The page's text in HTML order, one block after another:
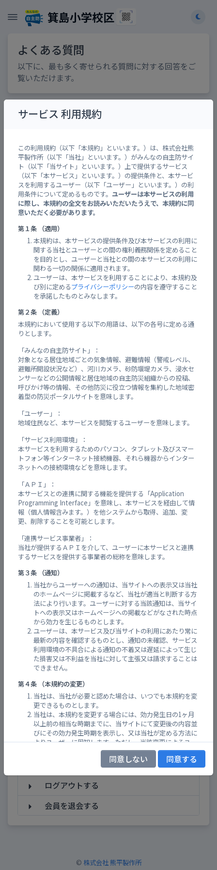
箕島小学校区
サービス 利用規約
この利用規約（以下「本規約」といいます。）は、株式会社熊
平製作所（以下「当社」といいます。）がみんなの自主防サイ
ト（以下「当サイト」といいます。）上で提供するサービス
（以下「本サービス」といいます。）の提供条件と、本サービ
スを利用するユーザー（以下「ユーザー」といいます。）の利
用条件について定めるものです。 ユーザーは本サービスの利用
に際し、本規約の全文をお読みいただいたうえで、本規約に同
意いただく必要があります。
第１条 （適用）
本規約は、本サービスの提供条件及び本サービスの利用に
関する当社とユーザーとの間の権利義務関係を定めること
を目的とし、ユーザーと当社との間の本サービスの利用に
関わる一切の関係に適用されます。
ユーザーは、本サービスを利用することにより、本規約及
び別に定めるプライバシーポリシーの内容を遵守すること
を承諾したものとみなします。
第２条 （定義）
本規約において使用する以下の用語は、以下の各号に定める通
りとします。
「みんなの自主防サイト」：
対象となる居住地域ごとの気象情報、避難情報（警戒レベル、
避難所開設状況など）、河川カメラ、砂防堰堤カメラ、浸水セ
ンサーなどの公開情報と居住地域の自主防災組織からの投稿、
呼びかけ等の情報、その他防災に役立つ情報を集約した地域密
着型の防災ポータルサイトを意味します。
「ユーザー」：
地域住民など、本サービスを閲覧するユーザーを意味します。
「サービス利用環境」：
本サービスを利用するためのパソコン、タブレット及びスマー
トフォン等インターネット接続機器、それら機器からインター
ネットへの接続環境などを意味します。
「ＡＰＩ」：
本サービスとの連携に関する機能を提供する「Application
Programming Interface」を意味し、本サービスを経由して情
報（個人情報含みます。）を他システムから取得、追加、変
更、削除することを可能とします。
「連携サービス事業者」：
当社が提供するＡＰＩを介して、ユーザーに本サービスと連携
するサービスを提供する事業者の総称を意味します。
第３条 （通知）
当社からユーザーへの通知は、当サイトへの表示又は当社
のホームページに掲載するなど、当社が適当と判断する方
法により行います。ユーザーに対する当該通知は、当サイ
トへの表示又はホームページへの掲載などがなされた時点
から効力を生じるものとします。
ユーザーは、本サービス及び当サイトの利用にあたり常に
最新の内容を確認するものとし、通知の未確認、サービス
利用環境の不具合による通知の不着又は遅延によって生じ
た損害又は不利益を当社に対して主張又は請求することは
できません。
第４条 （本規約の変更）
当社は、当社が必要と認めた場合は、いつでも本規約を変
更できるものとします。
当社は、本規約を変更する場合には、効力発生日の1ヶ月
以上前の相当な時期までに、当サイトにて変更後の内容並
びにその効力発生時期を表示し、又は当社が定める方法に
よりユーザーに周知します。ただし、当該変更によるユー
ザーの不利益の程度が軽微であると当社が判断した場合、
その期間を短縮することができるものとします。
第５条 （制限事項）
当社は、気象情報、避難情報（警戒レベル、避難所開設状
どの防災情報の公開情報を、Ｌアラート（災害情報共有シ
ユーザーは、前項の公開情報が、情報提供者側の正確性と
同意しない 同意する
よくある質問
以下に、最も多く寄せられる質問に対する回答をご
覧いただけます。
みんなの自主防とは？
みんなの自主防に簡単にアクセスするに
は？
各地区のトップページを簡単に他の人へ
共有するには？
広報用のチラシのフォーマットはある？
運営している会社、部署は？
推奨ブラウザについて
利用規約を確認する
会員について
会員登録する
表示情報を変更・追加する
ご意見・お問合せを送信する
Webアプリの画面が表示されない、表示
や動作がおかしい
みんなの自主防からのメールはどこから
送信されますか？
みんなの自主防からメールが届かない
会員向け
情報発信を始める
記事を投稿する
記事を編集する
記事を削除する
Lineから情報発信（記事投稿）する
Lineから記事を削除する
ログインメールアドレスを変更したい
ログインメールアドレスを忘れてしまっ
た
ログインパスワードを変更したい
ログインパスワードを忘れてしまった
会員規約を確認する
ログアウトする
会員を退会する
© 株式会社 熊平製作所